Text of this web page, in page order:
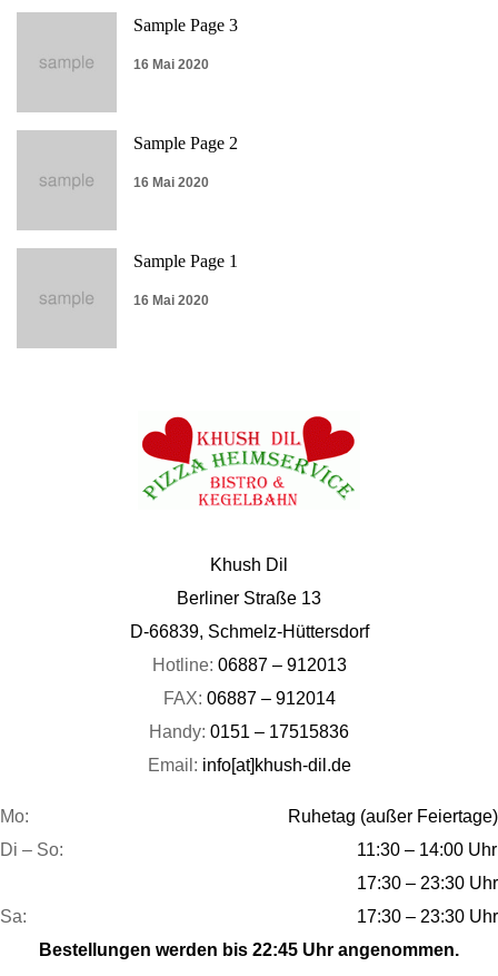
Sample Page 3
16 Mai 2020
Sample Page 2
16 Mai 2020
Sample Page 1
16 Mai 2020
Khush Dil
Berliner Straße 13
D-66839, Schmelz-Hüttersdorf
Hotline: 06887 – 912013
FAX: 06887 – 912014
Handy: 0151 – 17515836
Email: info[at]khush-dil.de
Mo:
Ruhetag (außer Feiertage)
Di – So:
11:30 – 14:00 Uhr
17:30 – 23:30 Uhr
Sa:
17:30 – 23:30 Uhr
Bestellungen werden bis 22:45 Uhr angenommen.